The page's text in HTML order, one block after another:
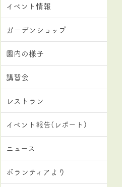
イベント情報
ガーデンショップ
園内の様子
講習会
レストラン
イベント報告(レポート)
ニュース
ボランティアより